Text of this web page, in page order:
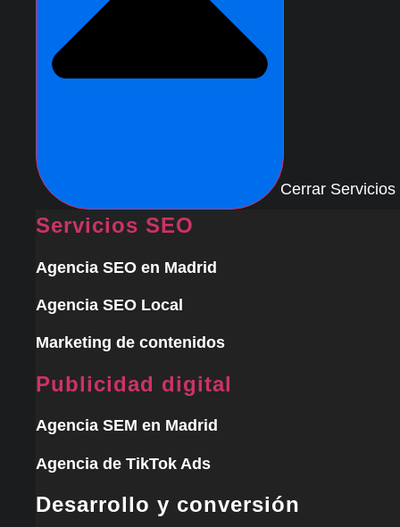
Cerrar Servicios
Servicios SEO
Agencia SEO en Madrid
Agencia SEO Local
Marketing de contenidos
Publicidad digital
Agencia SEM en Madrid
Agencia de TikTok Ads
Desarrollo y conversión